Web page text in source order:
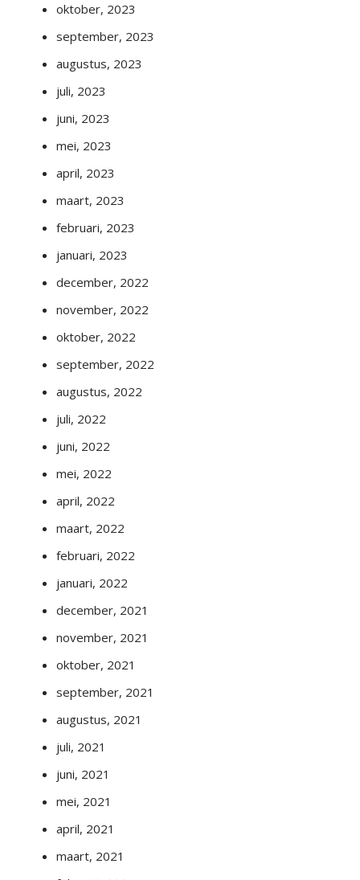
oktober, 2023
september, 2023
augustus, 2023
juli, 2023
juni, 2023
mei, 2023
april, 2023
maart, 2023
februari, 2023
januari, 2023
december, 2022
november, 2022
oktober, 2022
september, 2022
augustus, 2022
juli, 2022
juni, 2022
mei, 2022
april, 2022
maart, 2022
februari, 2022
januari, 2022
december, 2021
november, 2021
oktober, 2021
september, 2021
augustus, 2021
juli, 2021
juni, 2021
mei, 2021
april, 2021
maart, 2021